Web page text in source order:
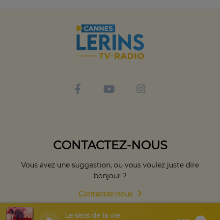
Le sens de la vie
CONTACTEZ-NOUS
Vous avez une suggestion, ou vous voulez juste dire
bonjour ?
Contactez-nous